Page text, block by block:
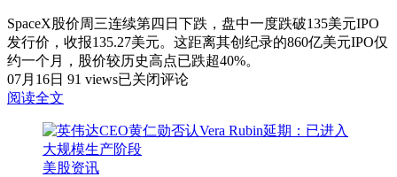
叹
谷
歌
买
了
苹
果
SpaceX股价周三连续第四日下跌，盘中一度跌破135美元IPO
发行价，收报135.27美元。这距离其创纪录的860亿美元IPO仅
约一个月，股价较历史高点已跌超40%。
07月16日 91 viewsSpaceX
后
首
已关闭评论
阅读全文
美股资讯